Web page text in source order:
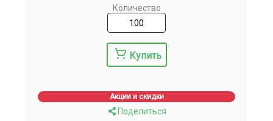
Количество
Купить
Акции и скидки
Поделиться